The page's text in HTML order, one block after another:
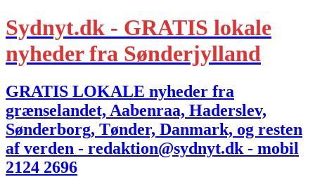
Sydnyt.dk - GRATIS lokale
nyheder fra Sønderjylland
GRATIS LOKALE nyheder fra
grænselandet, Aabenraa, Haderslev,
Sønderborg, Tønder, Danmark, og resten
af verden - redaktion@sydnyt.dk - mobil
2124 2696